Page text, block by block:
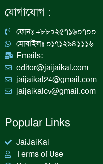
b
o
a
g
a
m
n
যোগাযোগ :
ফোনঃ +৮৮০২৫৭১৬০৭০০
মোবাইলঃ ০১৭১২৯৪১১১৬
Emails:
editor@jaijaikal.com
jaijaikal24@gmail.com
jaijaikalcv@gmail.com
Popular Links
JaiJaiKal
Terms of Use